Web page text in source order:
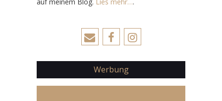
Werbung